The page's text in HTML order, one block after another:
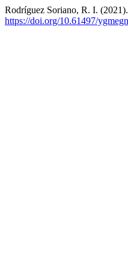
Rodríguez Soriano, R. I.
https://doi.org/10.61497/